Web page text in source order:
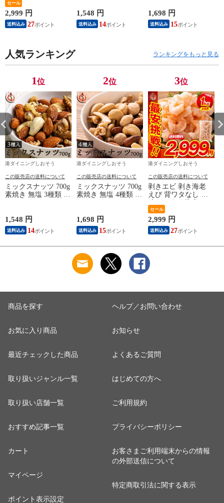
【当店通常価格3,999
円→送料無料2,999
円！】バナメイ 剥き
身 1kg （解凍後
大量 贈答 送料無料
セール
2,999 円
送料込み 27
使用 加工オイル不使
用
1,548 円
送料込み 14
ミアナッツ 食塩不使
用 加工オイル不使用
1,698 円
送料込み 15
人気ランキング ランキングをもっと見る
1位
港ダイニングしおそう
この販売店の送料について
ミックスナッツ 700g
素焼き 無塩 3種類 ア
使用 加工オイル不使
用
1,548 円
送料込み 14
2位
港ダイニングしおそう
この販売店の送料について
ミックスナッツ 700g
素焼き 無塩 4種類 ア
ミアナッツ 食塩不使
用 加工オイル不使用
1,698 円
送料込み 15
3位
港ダイニングしおそう
この販売店の送料について
剥きエビ 剥き海老
えび 背ワタなし 冷
【当店通常価格3,999
円→送料無料2,999
円！】バナメイ 剥き
身 1kg （解凍後
大量 贈答 送料無料
セール
2,999 円
送料込み 27
商品を探す
お気に入り商品
最近チェックした商品
取り扱いジャンル一覧
取り扱い店舗一覧
おすすめ記事一覧
カート
マイページ
ポイント表示設定
ヘルプ／お問い合わせ
お知らせ
よくあるご質問
はじめての方へ
ご利用規約
プライバシーポリシー
お客さまご利用端末からの情報
の外部送信について
特定商取引法に関する表示